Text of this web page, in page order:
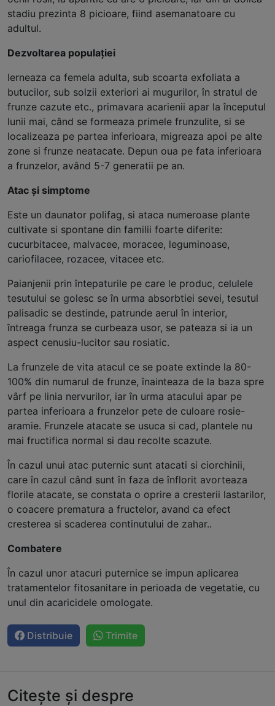
stadiu prezinta 8 picioare, fiind asemanatoare cu
adultul.
Dezvoltarea populației
Ierneaza ca femela adulta, sub scoarta exfoliata a
butucilor, sub solzii exteriori ai mugurilor, în stratul de
frunze cazute etc., primavara acarienii apar la începutul
lunii mai, când se formeaza primele frunzulite, si se
localizeaza pe partea inferioara, migreaza apoi pe alte
zone si frunze neatacate. Depun oua pe fata inferioara
a frunzelor, având 5-7 generatii pe an.
Atac și simptome
Este un daunator polifag, si ataca numeroase plante
cultivate si spontane din familii foarte diferite:
cucurbitacee, malvacee, moracee, leguminoase,
cariofilacee, rozacee, vitacee etc.
Paianjenii prin întepaturile pe care le produc, celulele
tesutului se golesc se în urma absorbtiei sevei, tesutul
palisadic se destinde, patrunde aerul în interior,
întreaga frunza se curbeaza usor, se pateaza si ia un
aspect cenusiu-lucitor sau rosiatic.
La frunzele de vita atacul ce se poate extinde la 80-
100% din numarul de frunze, înainteaza de la baza spre
vârf pe linia nervurilor, iar în urma atacului apar pe
partea inferioara a frunzelor pete de culoare rosie-
aramie. Frunzele atacate se usuca si cad, plantele nu
mai fructifica normal si dau recolte scazute.
În cazul unui atac puternic sunt atacati si ciorchinii,
care în cazul când sunt în faza de înflorit avorteaza
florile atacate, se constata o oprire a cresterii lastarilor,
o coacere prematura a fructelor, avand ca efect
cresterea si scaderea continutului de zahar..
Combatere
În cazul unor atacuri puternice se impun aplicarea
tratamentelor fitosanitare in perioada de vegetatie, cu
unul din acaricidele omologate.
Distribuie Trimite
Citește și despre